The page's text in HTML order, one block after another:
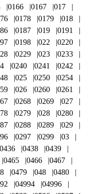
0166 0167
017
0178 0179
018
0187 019
0191
0198 022
0220
0229 023
0233
0240 0241
0242
025 0250
0254
026 0260
0261
0268 0269
027
0279 028
0280
0288 0289
029
0297 0299
03
0436 0438
0439
0465 0466
0467
0479 048
0480
04994
04996